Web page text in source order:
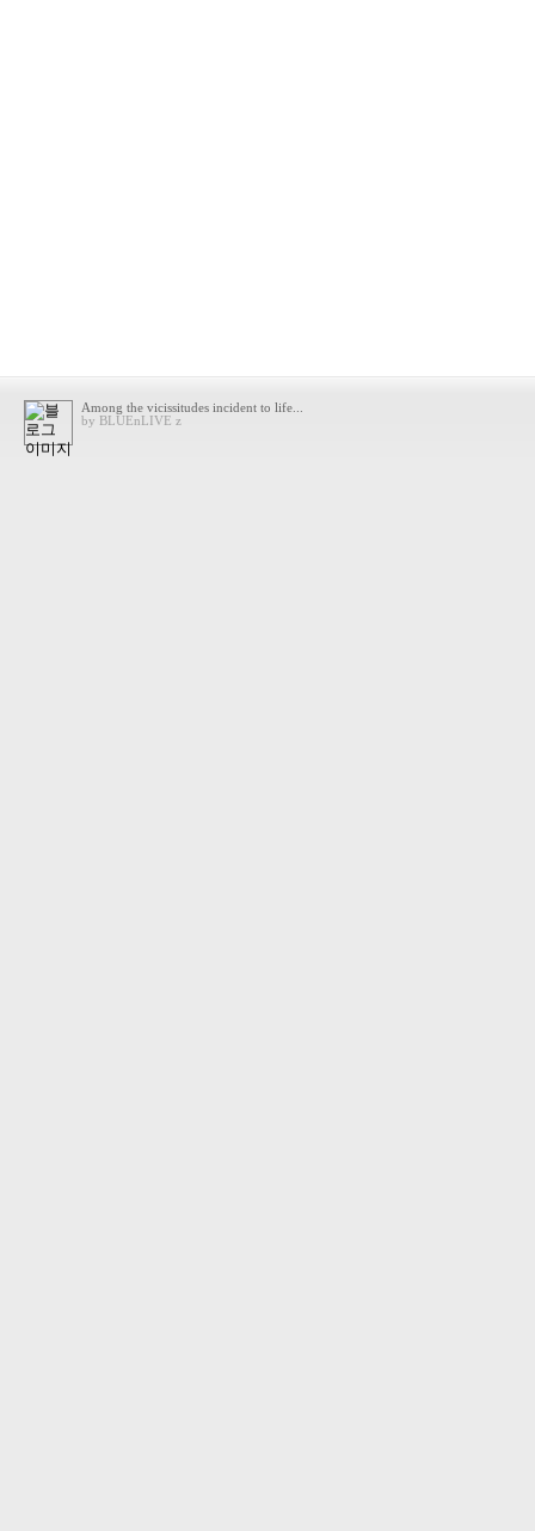
Among the vicissitudes incident to life...
by BLUEnLIVE z